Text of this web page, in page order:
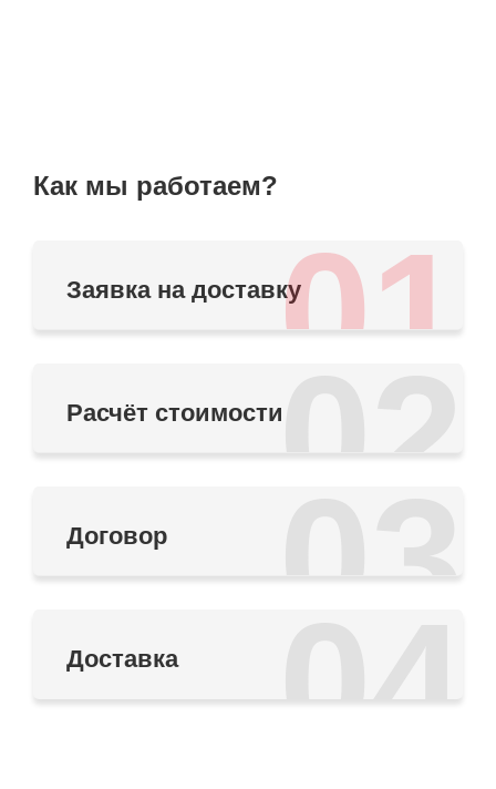
Как мы работаем?
01
Заявка на доставку
02
Расчёт стоимости
03
Договор
04
Доставка